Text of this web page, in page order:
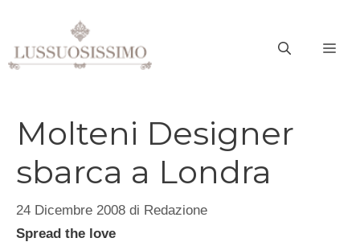
contenuto
Molteni Designer
sbarca a Londra
24 Dicembre 2008 di Redazione
Spread the love